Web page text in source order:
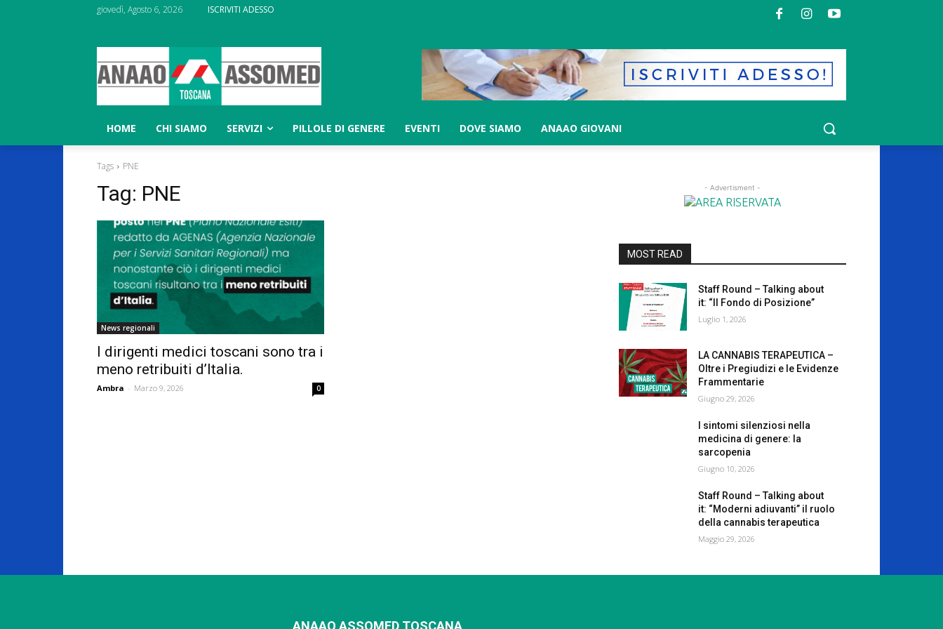
giovedì, Agosto 6, 2026 ISCRIVITI ADESSO
HOME CHI SIAMO SERVIZI PILLOLE DI GENERE EVENTI DOVE SIAMO ANAAO GIOVANI
Tags PNE
Tag: PNE
News regionali
I dirigenti medici toscani sono tra i
meno retribuiti d’Italia.
Ambra - Marzo 9, 2026 0
- Advertisment -
MOST READ
Staff Round – Talking about
it: “Il Fondo di Posizione”
Luglio 1, 2026
LA CANNABIS TERAPEUTICA –
Oltre i Pregiudizi e le Evidenze
Frammentarie
Giugno 29, 2026
I sintomi silenziosi nella
medicina di genere: la
sarcopenia
Giugno 10, 2026
Staff Round – Talking about
it: “Moderni adiuvanti” il ruolo
della cannabis terapeutica
Maggio 29, 2026
ANAAO ASSOMED TOSCANA